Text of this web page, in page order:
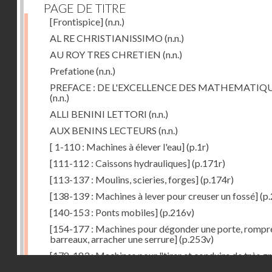
PAGE DE TITRE
[Frontispice](n.n.)
AL RE CHRISTIANISSIMO (n.n.)
AU ROY TRES CHRETIEN (n.n.)
Prefatione(n.n.)
PREFACE : DE L'EXCELLENCE DES
(n.n.)
ALLI BENINI LETTORI (n.n.)
AUX BENINS LECTEURS (n.n.)
[ 1-110 : Machines à élever l'eau](p.1r)
[111-112 : Caissons hydrauliques](p.171r)
[113-137 : Moulins, scieries, forges](p.174r)
[138-139 : Machines à lever pour creuser un fossé]
[140-153 : Ponts mobiles](p.216v)
[154-177 : Machines pour dégonder une porte,
barreaux, arracher une serrure](p.253v)
[178-183 : Machines pour "tirer et conduire de très